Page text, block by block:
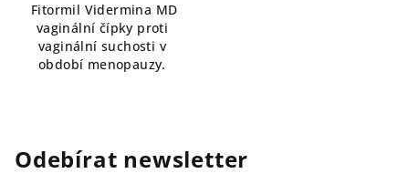
Fitormil Vidermina MD
vaginální čípky proti
vaginální suchosti v
období menopauzy.
Odebírat newsletter